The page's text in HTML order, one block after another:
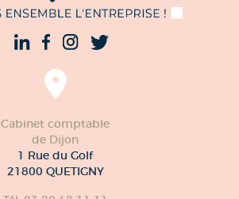
Cabinet comptable
de Dijon
1 Rue du Golf
21800 QUETIGNY